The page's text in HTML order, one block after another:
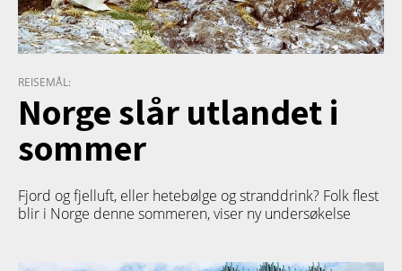
REISEMÅL:
Norge slår utlandet i
sommer
Fjord og fjelluft, eller hetebølge og stranddrink? Folk flest
blir i Norge denne sommeren, viser ny undersøkelse